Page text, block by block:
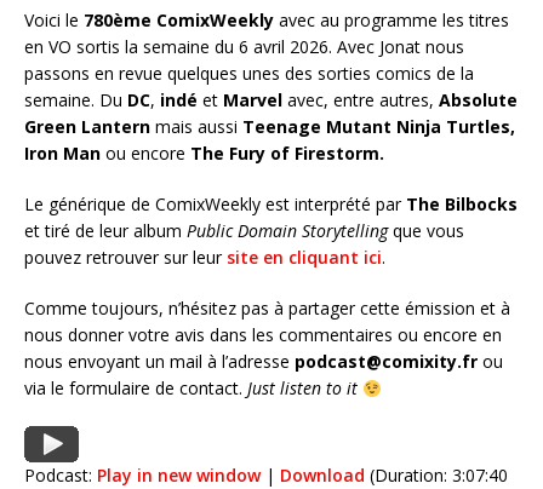
Voici le 780ème ComixWeekly avec au programme les titres
en VO sortis la semaine du 6 avril 2026. Avec Jonat nous
passons en revue quelques unes des sorties comics de la
semaine. Du DC, indé et Marvel avec, entre autres, Absolute
Green Lantern mais aussi Teenage Mutant Ninja Turtles,
Iron Man ou encore The Fury of Firestorm.
Le générique de ComixWeekly est interprété par The Bilbocks
et tiré de leur album Public Domain Storytellingque vous
pouvez retrouver sur leur site en cliquant ici.
Comme toujours, n’hésitez pas à partager cette émission et à
nous donner votre avis dans les commentaires ou encore en
nous envoyant un mail à l’adresse podcast@comixity.fr ou
via le formulaire de contact. Just listen to it
Podcast: Play in new window| Download (Duration: 3:07:40